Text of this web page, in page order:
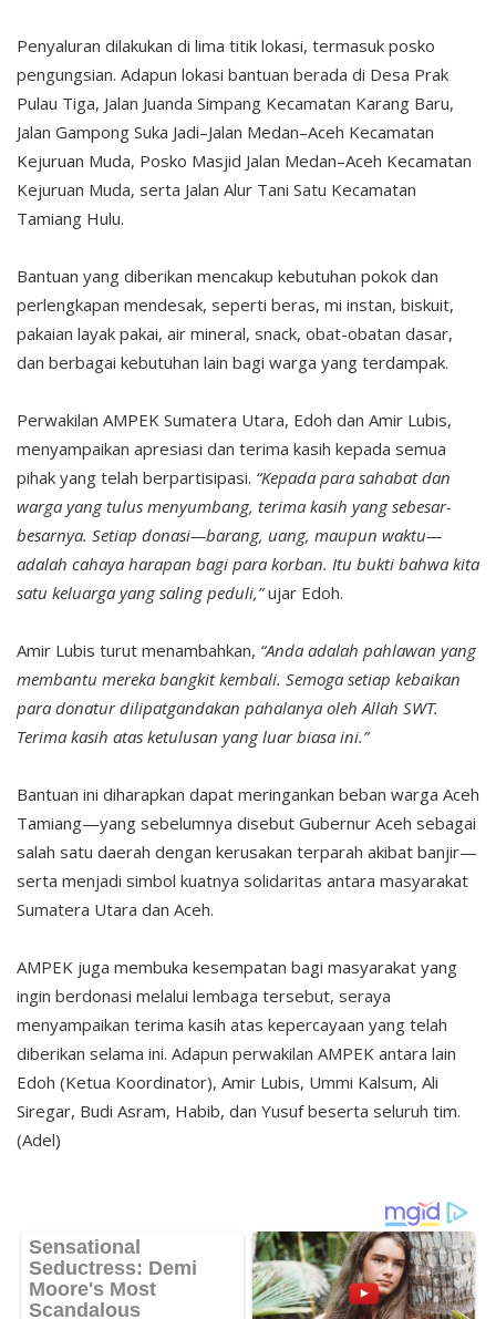
Penyaluran dilakukan di lima titik lokasi, termasuk posko
pengungsian. Adapun lokasi bantuan berada di Desa Prak
Pulau Tiga, Jalan Juanda Simpang Kecamatan Karang Baru,
Jalan Gampong Suka Jadi–Jalan Medan–Aceh Kecamatan
Kejuruan Muda, Posko Masjid Jalan Medan–Aceh Kecamatan
Kejuruan Muda, serta Jalan Alur Tani Satu Kecamatan
Tamiang Hulu.
Bantuan yang diberikan mencakup kebutuhan pokok dan
perlengkapan mendesak, seperti beras, mi instan, biskuit,
pakaian layak pakai, air mineral, snack, obat-obatan dasar,
dan berbagai kebutuhan lain bagi warga yang terdampak.
Perwakilan AMPEK Sumatera Utara, Edoh dan Amir Lubis,
menyampaikan apresiasi dan terima kasih kepada semua
pihak yang telah berpartisipasi. “Kepada para sahabat dan
warga yang tulus menyumbang, terima kasih yang sebesar-
besarnya. Setiap donasi—barang, uang, maupun waktu—
adalah cahaya harapan bagi para korban. Itu bukti bahwa kita
satu keluarga yang saling peduli,”ujar Edoh.
Amir Lubis turut menambahkan, “Anda adalah pahlawan yang
membantu mereka bangkit kembali. Semoga setiap kebaikan
para donatur dilipatgandakan pahalanya oleh Allah SWT.
Terima kasih atas ketulusan yang luar biasa ini.”
Bantuan ini diharapkan dapat meringankan beban warga Aceh
Tamiang—yang sebelumnya disebut Gubernur Aceh sebagai
salah satu daerah dengan kerusakan terparah akibat banjir—
serta menjadi simbol kuatnya solidaritas antara masyarakat
Sumatera Utara dan Aceh.
AMPEK juga membuka kesempatan bagi masyarakat yang
ingin berdonasi melalui lembaga tersebut, seraya
menyampaikan terima kasih atas kepercayaan yang telah
diberikan selama ini. Adapun perwakilan AMPEK antara lain
Edoh (Ketua Koordinator), Amir Lubis, Ummi Kalsum, Ali
Siregar, Budi Asram, Habib, dan Yusuf beserta seluruh tim.
(Adel)